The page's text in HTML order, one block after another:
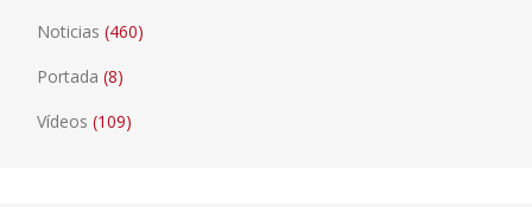
Noticias (460)
Portada (8)
Vídeos (109)